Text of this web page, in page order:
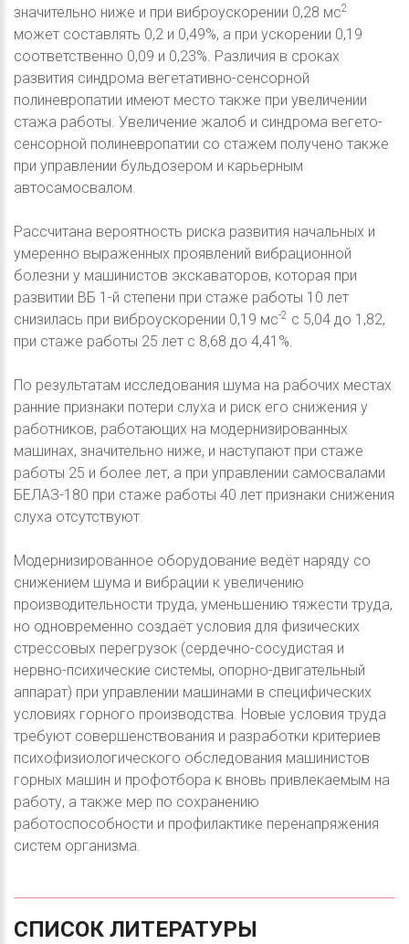
значительно ниже и при виброускорении 0,28 мс2
может составлять 0,2 и 0,49%, а при ускорении 0,19
соответственно 0,09 и 0,23%. Различия в сроках
развития синдрома вегетативно-сенсорной
полиневропатии имеют место также при увеличении
стажа работы. Увеличение жалоб и синдрома вегето-
сенсорной полиневропатии со стажем получено также
при управлении бульдозером и карьерным
автосамосвалом.
Рассчитана вероятность риска развития начальных и
умеренно выраженных проявлений вибрационной
болезни у машинистов экскаваторов, которая при
развитии ВБ 1-й степени при стаже работы 10 лет
снизилась при виброускорении 0,19 мс-2 с 5,04 до 1,82,
при стаже работы 25 лет с 8,68 до 4,41%.
По результатам исследования шума на рабочих местах
ранние признаки потери слуха и риск его снижения у
работников, работающих на модернизированных
машинах, значительно ниже, и наступают при стаже
работы 25 и более лет, а при управлении самосвалами
БЕЛАЗ-180 при стаже работы 40 лет признаки снижения
слуха отсутствуют.
Модернизированное оборудование ведёт наряду со
снижением шума и вибрации к увеличению
производительности труда, уменьшению тяжести труда,
но одновременно создаёт условия для физических
стрессовых перегрузок (сердечно-сосудистая и
нервно-психические системы, опорно-двигательный
аппарат) при управлении машинами в специфических
условиях горного производства. Новые условия труда
требуют совершенствования и разработки критериев
психофизиологического обследования машинистов
горных машин и профотбора к вновь привлекаемым на
работу, а также мер по сохранению
работоспособности и профилактике перенапряжения
систем организма.
СПИСОК ЛИТЕРАТУРЫ